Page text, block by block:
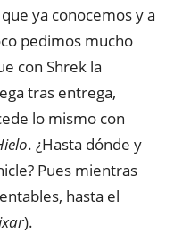
ya conocemos y a
pedimos mucho
con Shrek la
tras entrega,
lo mismo con
. ¿Hasta dónde y
Pues mientras
hasta el
).